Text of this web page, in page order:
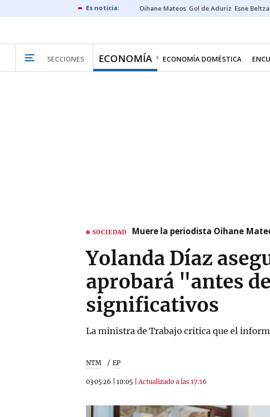
Oihane Mateos Gol de Aduriz Esne Beltza
SECCIONES ECONOMÍA ECONOMÍA DOMÉSTICA
SOCIEDAD Muere la periodista Oihane
Yolanda Díaz
aprobará "antes
significativos
La ministra de Trabajo critica que el
NTM EP
03·05·26 10:05 |Actualizado a las 17:16